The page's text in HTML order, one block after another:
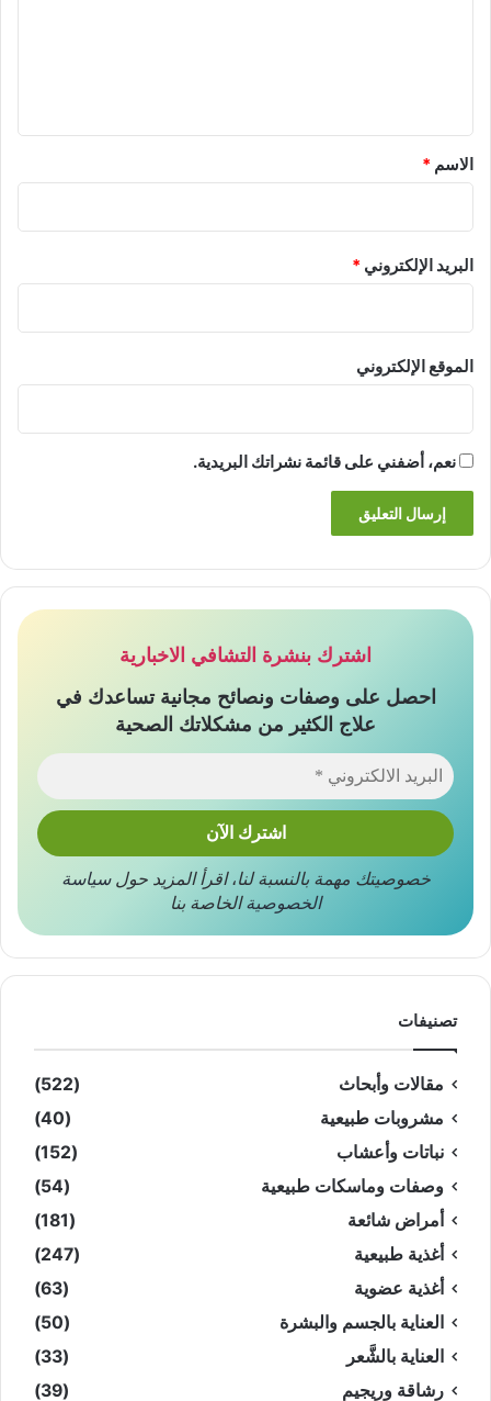
*
الاسم *
البريد الإلكتروني *
الموقع الإلكتروني
نعم، أضفني على قائمة نشراتك البريدية.
اشترك بنشرة التشافي الاخبارية
احصل على وصفات ونصائح مجانية تساعدك في
علاج الكثير من مشكلاتك الصحية
خصوصيتك مهمة بالنسبة لنا،اقرأ المزيد حولسياسة
الخصوصيةالخاصة بنا
تصنيفات
مقالات وأبحاث
(522)
مشروبات طبيعية
(40)
نباتات وأعشاب
(152)
وصفات وماسكات طبيعية
(54)
أمراض شائعة
(181)
أغذية طبيعية
(247)
أغذية عضوية
(63)
العناية بالجسم والبشرة
(50)
العناية بالشَّعر
(33)
رشاقة وريجيم
(39)